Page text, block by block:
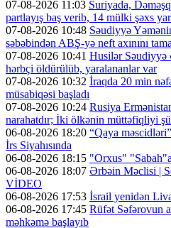
07-08-2026 11:03 Suriyada,
partlayış baş verib, 14 mülki şəxs
07-08-2026 10:48 Səudiyyə
səbəbindən ABŞ-yə neft axınını
07-08-2026 10:41 Husilər Səudiyyə
hərbçi öldürülüb, yaralananlar var
07-08-2026 10:32 İraqda 20 min
müsabiqəsi başladı
07-08-2026 10:24 Rusiya
narahatdır; İki ölkənin müttəfiqliyi
06-08-2026 18:20 “Qaya
İrs Siyahısında
06-08-2026 18:15 "Orxus"
06-08-2026 18:07 Ərbəin Məclisi |
VİDEO
06-08-2026 17:53 İsrail yenidən
06-08-2026 17:45 Rüfət Səfərovun
məhkəmə başlayıb